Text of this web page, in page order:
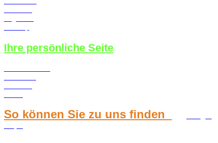
Ihre persönliche Seite
So können Sie zu uns finden